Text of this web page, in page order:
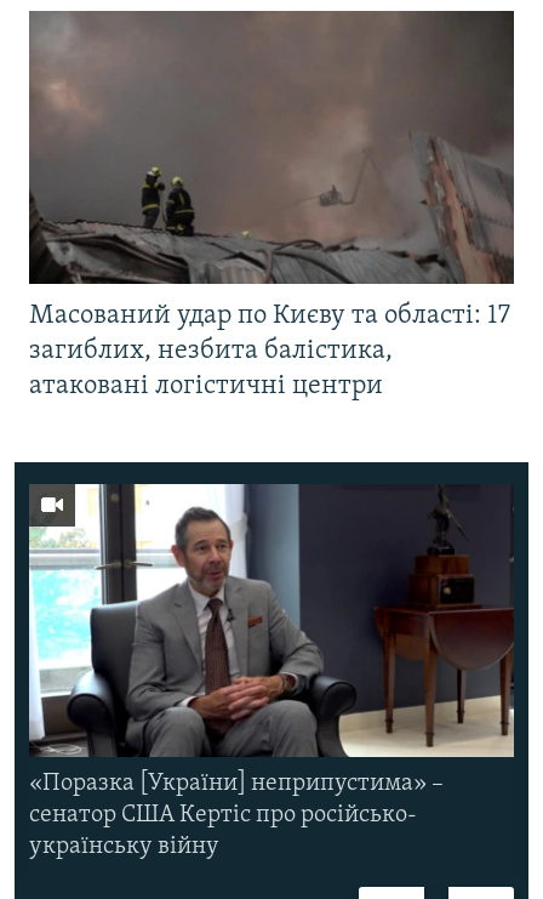
Масований удар по Києву та області: 17
загиблих, незбита балістика,
атаковані логістичні центри
«Поразка [України] неприпустима» –
сенатор США Кертіс про російсько-
українську війну